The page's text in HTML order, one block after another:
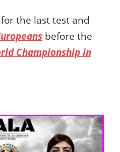
the last test and
before the
Championship in